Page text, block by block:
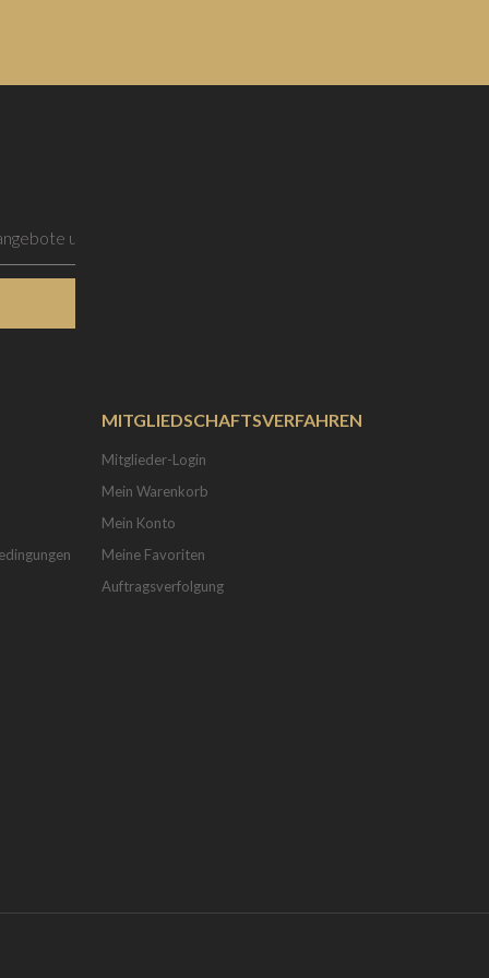
MITGLIEDSCHAFTSVERFAHREN
Mitglieder-Login
Mein Warenkorb
Mein Konto
Meine Favoriten
Auftragsverfolgung